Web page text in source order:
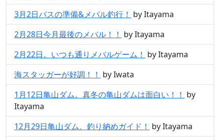
3月2日バスの準備&メバル釣行！ by Itayama
2月28日今月最後のメバル！！ by Itayama
2月22日。いつも通りメバルゲーム！ by Itayama
海スタッガーが好調！！ by Iwata
1月12日亀山ダム。真冬の亀山ダムは面白い！！ by
Itayama
12月29日亀山ダム。釣り納めガイド！ by Itayama